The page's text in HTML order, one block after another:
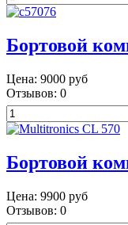
Бортовой
Цена: 9000 руб
Отзывов: 0
Бортовой
Цена: 9900 руб
Отзывов: 0